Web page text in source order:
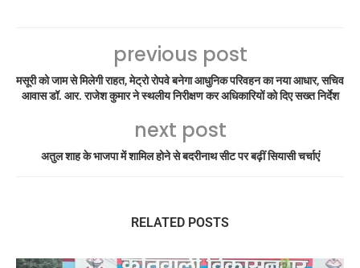
previous post
मसूरी को जाम से मिलेगी राहत, मेट्रो रोपवे बनेगा आधुनिक परिवहन का नया आधार, सचिव
आवास डॉ. आर. राजेश कुमार ने स्थलीय निरीक्षण कर अधिकारियों को दिए सख्त निर्देश
next post
अतुल शाह के भाजपा में शामिल होने से बदरीनाथ सीट पर बढ़ीं सियासी चर्चाएं
RELATED POSTS